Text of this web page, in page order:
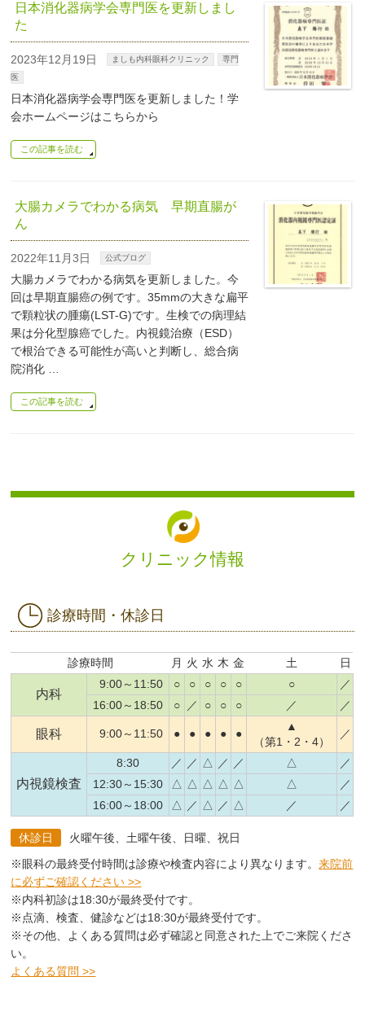
日本消化器病学会専門医を更新しまし
た
2023年12月19日 ましも内科眼科クリニック
専門
医
日本消化器病学会専門医を更新しました！学
会ホームページはこちらから
この記事を読む
大腸カメラでわかる病気 早期直腸が
ん
2022年11月3日 公式ブログ
大腸カメラでわかる病気を更新しました。今
回は早期直腸癌の例です。35mmの大きな扁平
で顆粒状の腫瘍(LST-G)です。生検での病理結
果は分化型腺癌でした。内視鏡治療（ESD）
で根治できる可能性が高いと判断し、総合病
院消化 …
この記事を読む
クリニック情報
診療時間・休診日
診療時間 月 火 水 木 金 土 日
内科
9:00～11:50 ○ ○ ○ ○ ○ ○
／
16:00～18:50
○ ／ ○ ○ ○ ／ ／
眼科 9:00～11:50 ● ● ● ● ●
▲
（第1・2・4）
／
内視鏡検査
8:30 ／ ／ △ ／ ／ △
／
12:30～15:30
△ △ △ △ △ △
／
16:00～18:00
△ ／ △ ／ △ ／ ／
休診日
火曜午後、土曜午後、日曜、祝日
※眼科の最終受付時間は診療や検査内容により異なります。来院前
に必ずご確認ください >>
※内科初診は18:30が最終受付です。
※点滴、検査、健診などは18:30が最終受付です。
※その他、よくある質問は必ず確認と同意された上でご来院くださ
い。
よくある質問 >>